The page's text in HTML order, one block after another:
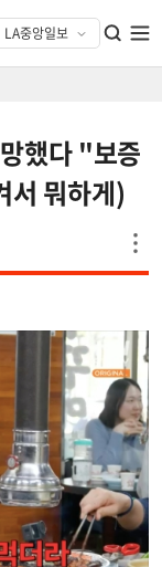
했다 "보증
서 뭐하게)